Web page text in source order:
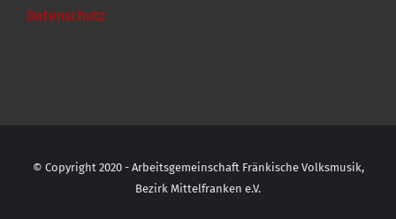
Datenschutz
© Copyright 2020 - Arbeitsgemeinschaft Fränkische Volksmusik,
Bezirk Mittelfranken e.V.